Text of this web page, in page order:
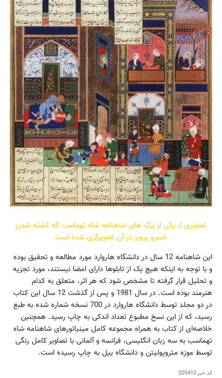
تصویری از یکی از برگ های شاهنامه شاه تهماسب که کشته شدن
خسرو پرویز در آن تصویرگری شده است
این شاهنامه 12 سال در دانشگاه هاروارد مورد مطالعه و تحقیق بوده
و با توجه به اینکه هیچ‌ یک از تابلوها دارای امضا نیستند، مورد تجزیه
و تحلیل قرار گرفته تا مشخص شود که هر اثر، متعلق به کدام
هنرمند بوده است. در سال 1981 و پس از گذشت 12 سال این کتاب
در دو مجلد توسط دانشگاه هاروارد در 700 نسخه شماره شده به طبع
رسید، که از این نسخ مطبوع تعداد اندکی به چاپ رسید. همچنین
خلاصه‌ای از کتاب به همراه مجموعه کامل مینیاتورهای شاهنامه شاه
تهماسب به سه زبان انگلیسی، فرانسه و آلمانی با تصاویر کامل رنگی
توسط موزه متروپولیتن و دانشگاه ییل به چاپ رسیده است.
کد خبر205410